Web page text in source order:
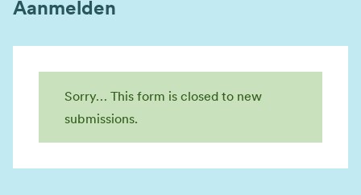
Aanmelden
Statusbericht
Sorry… This form is closed to new
submissions.